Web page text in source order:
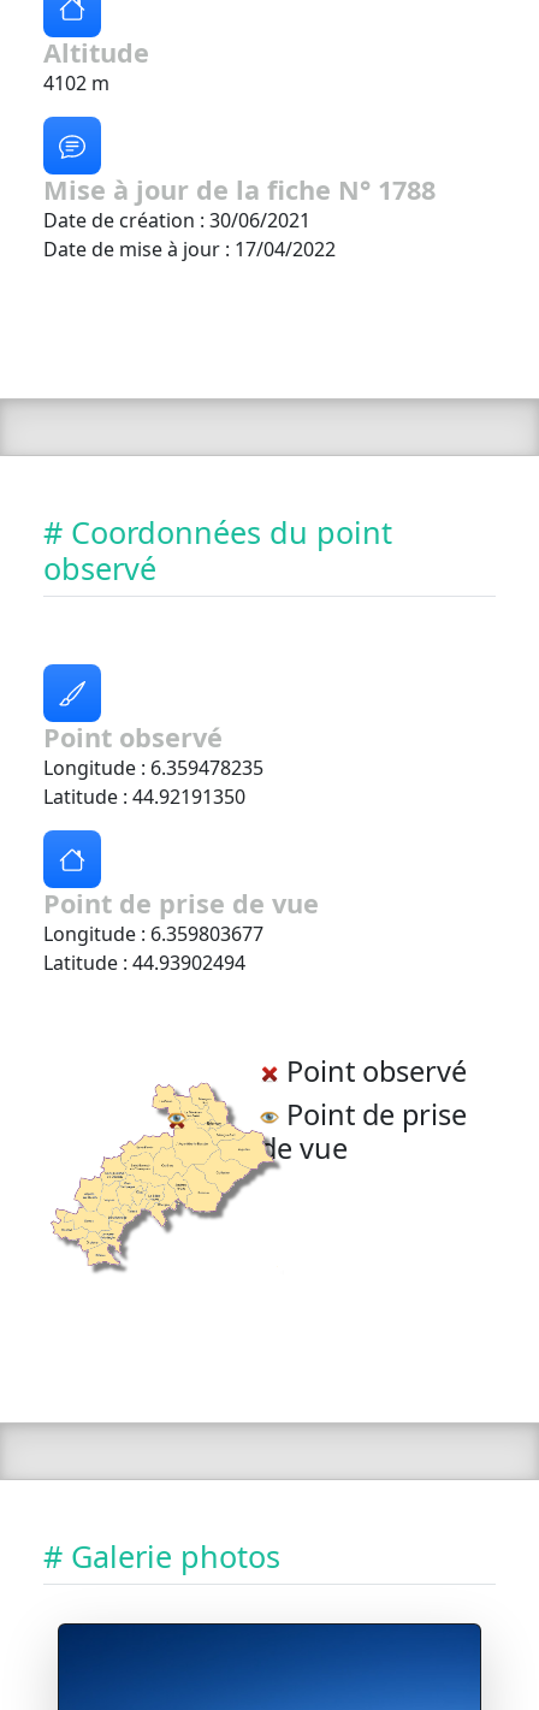
Altitude
4102 m
Mise à jour de la fiche N° 1788
Date de création : 30/06/2021
Date de mise à jour : 17/04/2022
# Coordonnées du point
observé
Point observé
Longitude : 6.359478235
Latitude : 44.92191350
Point de prise de vue
Longitude : 6.359803677
Latitude : 44.93902494
Point observé
Point de prise
de vue
# Galerie photos